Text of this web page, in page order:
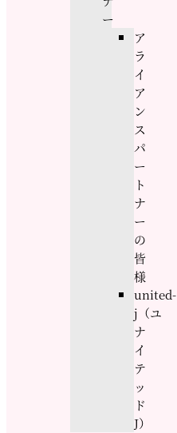
ー
ア
ラ
イ
ア
ン
ス
パ
ー
ト
ナ
ー
の
皆
様
united-
j（ユ
ナ
イ
テ
ッ
ド
J）